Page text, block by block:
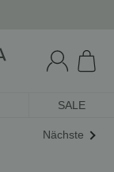
SALE
Nächste